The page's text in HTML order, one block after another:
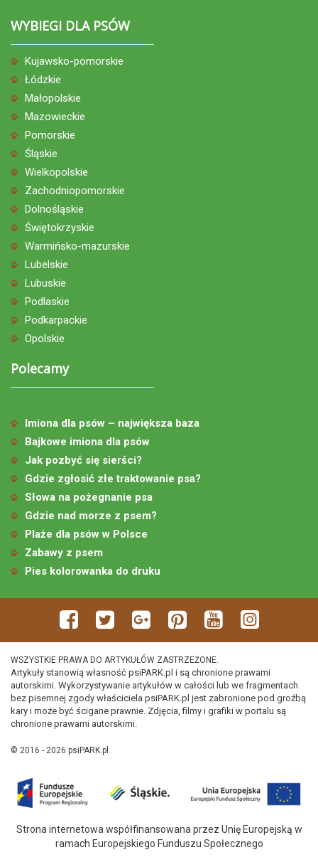
WYBIEGI DLA PSÓW
Kujawsko-pomorskie
Łódzkie
Małopolskie
Mazowieckie
Pomorskie
Śląskie
Wielkopolskie
Zachodniopomorskie
Dolnośląskie
Świętokrzyskie
Warmińsko-mazurskie
Lubelskie
Lubuskie
Podlaskie
Podkarpackie
Opolskie
Polecamy
Imiona dla psów – największa baza
Bajkowe imiona dla psów
Jak pozbyć się sierści?
Gdzie zgłosić złe traktowanie psa?
Słowa na pożegnanie psa
Gdzie nad morze z psem?
Plaże dla psów w Polsce
Zabawy z psem
Pies kolorowanka do druku
WSZYSTKIE PRAWA DO ARTYKUŁÓW ZASTRZEŻONE.
Artykuły stanowią własność psiPARK.pl i są chronione prawami
autorskimi. Wykorzystywanie artykułów w całości lub we fragmentach
bez pisemnej zgody właściciela psiPARK.pl jest zabronione pod groźbą
kary i może być ścigane prawnie. Zdjęcia, filmy i grafiki w portalu są
chronione prawami autorskimi.
© 2016 - 2026 psiPARK.pl
Strona internetowa współfinansowana przez Unię Europejską w
ramach Europejskiego Funduszu Społecznego